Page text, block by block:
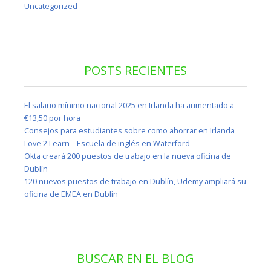
Uncategorized
POSTS RECIENTES
El salario mínimo nacional 2025 en Irlanda ha aumentado a
€13,50 por hora
Consejos para estudiantes sobre como ahorrar en Irlanda
Love 2 Learn – Escuela de inglés en Waterford
Okta creará 200 puestos de trabajo en la nueva oficina de
Dublín
120 nuevos puestos de trabajo en Dublín, Udemy ampliará su
oficina de EMEA en Dublín
BUSCAR EN EL BLOG